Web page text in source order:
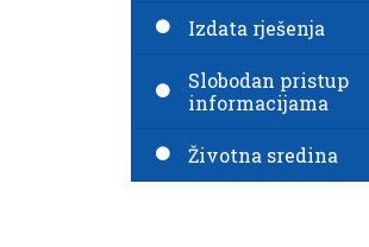
Izdata rješenja
Slobodan pristup
informacijama
Životna sredina